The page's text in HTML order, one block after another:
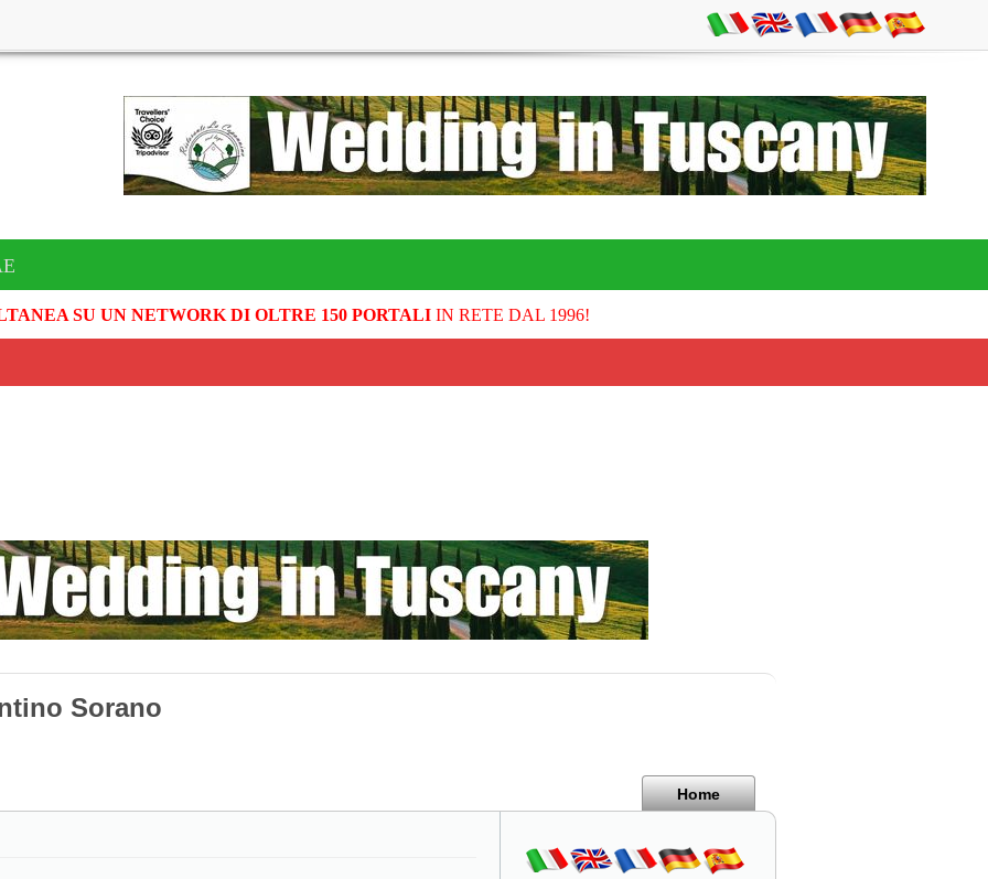
SU UN NETWORK DI OLTRE 150 PORTALIIN RETE DAL 1996!
Sorano
Home